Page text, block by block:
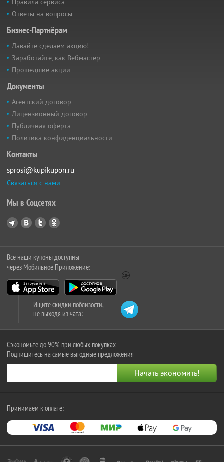
Ответы на вопросы
Бизнес-Партнёрам
Давайте сделаем акцию!
Заработайте, как Вебмастер
Прошедшие акции
Документы
Агентский договор
Лицензионный договор
Публичная оферта
Политика конфиденциальности
Контакты
sprosi@kupikupon.ru
Связаться с нами
Мы в Соцсетях
Все наши купоны доступны
через Мобильное Приложение:
Ищите скидки поблизости,
не выходя из чата:
Сэкономьте до 90% при любых покупках
Подпишитесь на самые выгодные предложения
Принимаем к оплате: